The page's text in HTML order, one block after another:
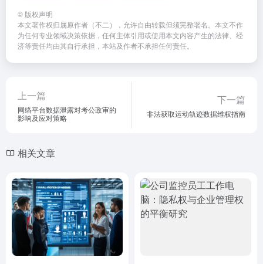
© 版权声明
本文著作权归属原作者（不二），允许自由转载但须完整署名。本文不作
为任何专业领域决策依据，任何主体引用或使用本文内容产生的法律、经
济等责任均由其自行承担，本站及作者不承担任何责任。
上一篇
网络平台数据泄露对考公政审的
影响及应对策略
下一篇
非法获取运动轨迹数据维权指南
相关文章